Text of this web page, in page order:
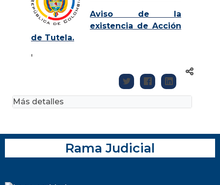
Aviso de la
existencia de Acción
de Tutela.
'
Más detalles
Rama Judicial